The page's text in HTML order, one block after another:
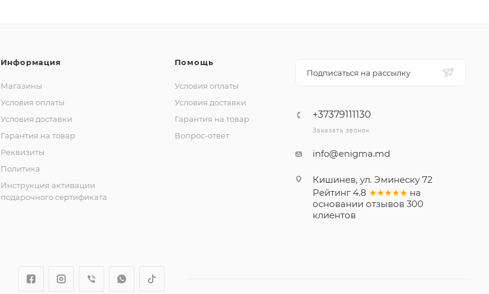
Информация
Магазины
Условия оплаты
Условия доставки
Гарантия на товар
Реквизиты
Политика
Инструкция активации
подарочного сертификата
Помощь
Условия оплаты
Условия доставки
Гарантия на товар
Вопрос-ответ
Подписаться на рассылку
+37379111130
Заказать звонок
info@enigma.md
Кишинев, ул. Эминеску 72
Рейтинг 4.8 ★★★★★ на
основании отзывов 300
клиентов